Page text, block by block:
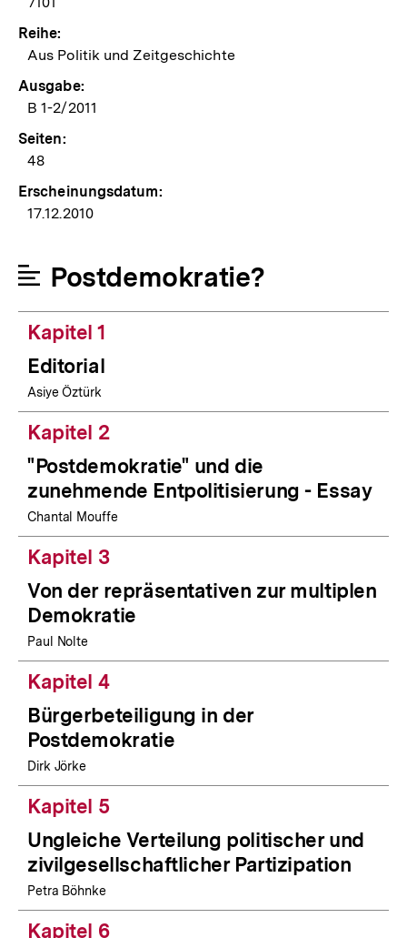
Reihe:
Aus Politik und Zeitgeschichte
Ausgabe:
B 1-2/2011
Seiten:
48
Erscheinungsdatum:
17.12.2010
Postdemokratie?
Kapitel 1
Editorial
Asiye Öztürk
Kapitel 2
"Postdemokratie" und die
zunehmende Entpolitisierung - Essay
Chantal Mouffe
Kapitel 3
Von der repräsentativen zur multiplen
Demokratie
Paul Nolte
Kapitel 4
Bürgerbeteiligung in der
Postdemokratie
Dirk Jörke
Kapitel 5
Ungleiche Verteilung politischer und
zivilgesellschaftlicher Partizipation
Petra Böhnke
Kapitel 6